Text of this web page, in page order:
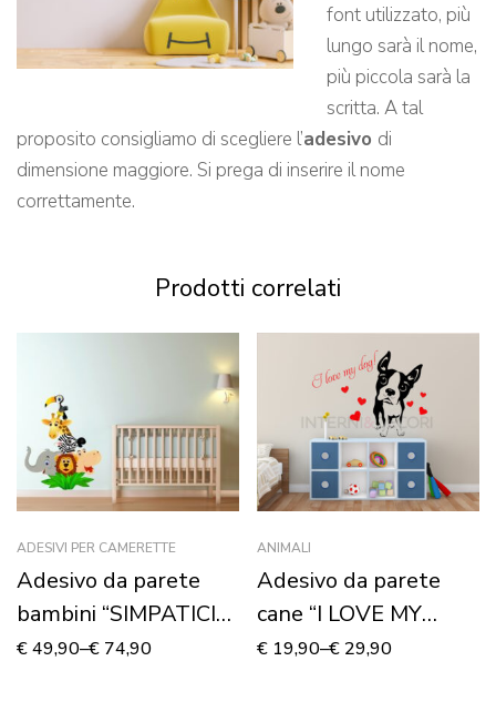
font utilizzato, più
lungo sarà il nome,
più piccola sarà la
scritta. A tal
proposito consigliamo di scegliere l’adesivo di
dimensione maggiore. Si prega di inserire il nome
correttamente.
Prodotti correlati
ADESIVI PER CAMERETTE
Adesivo da parete
bambini “SIMPATICI
ANIMALI” – Adesivo
€49,90–€ 74,90
ANIMALI
Adesivo da parete
cane “I LOVE MY
DOG”
€ 19,90–€ 29,90